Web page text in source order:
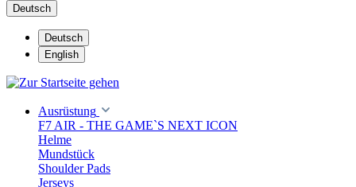
Deutsch
Deutsch
English
Ausrüstung
F7 AIR - THE GAME`S NEXT ICON
Helme
Mundstück
Shoulder Pads
Jerseys